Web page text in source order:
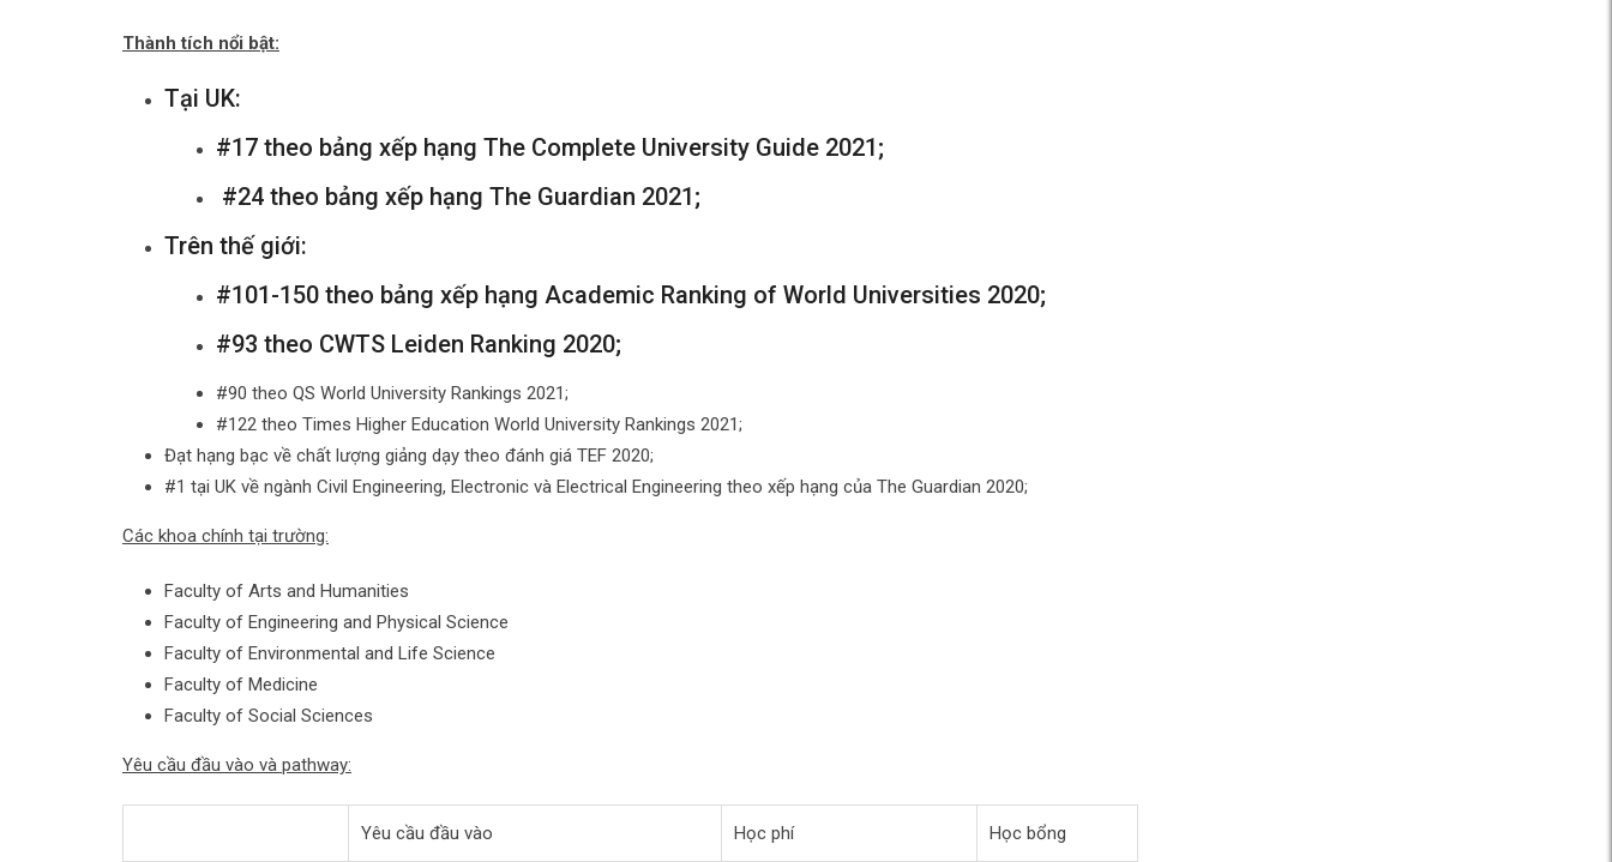
Thành tích nổi bật:
Tại UK:
#17 theo bảng xếp hạng The Complete University Guide 2021;
#24 theo bảng xếp hạng The Guardian 2021;
Trên thế giới:
#101-150 theo bảng xếp hạng Academic Ranking of World Universities 2020;
#93 theo CWTS Leiden Ranking 2020;
#90 theo QS World University Rankings 2021;
#122 theo Times Higher Education World University Rankings 2021;
Đạt hạng bạc về chất lượng giảng dạy theo đánh giá TEF 2020;
#1 tại UK về ngành Civil Engineering, Electronic và Electrical Engineering theo xếp hạng của The Guardian 2020;
Các khoa chính tại trường:
Faculty of Arts and Humanities
Faculty of Engineering and Physical Science
Faculty of Environmental and Life Science
Faculty of Medicine
Faculty of Social Sciences
Yêu cầu đầu vào và pathway:
Yêu cầu đầu vào Học phí Học bổng